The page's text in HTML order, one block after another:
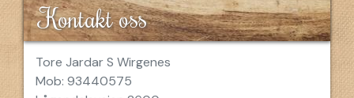
Kontakt oss
Tore Jardar S Wirgenes
Mob: 93440575